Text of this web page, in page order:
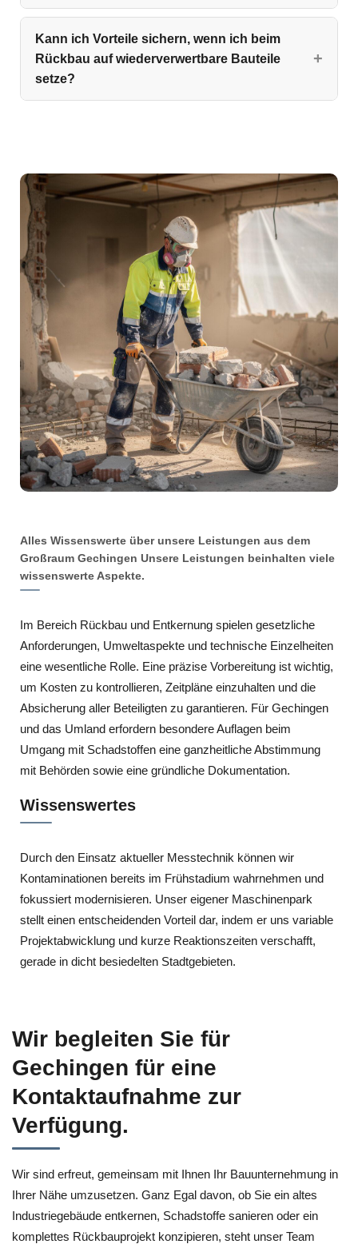
Kann ich Vorteile sichern, wenn ich beim
Rückbau auf wiederverwertbare Bauteile
setze?
Alles Wissenswerte über unsere Leistungen aus dem
Großraum Gechingen Unsere Leistungen beinhalten viele
wissenswerte Aspekte.
Im Bereich Rückbau und Entkernung spielen gesetzliche
Anforderungen, Umweltaspekte und technische Einzelheiten
eine wesentliche Rolle. Eine präzise Vorbereitung ist wichtig,
um Kosten zu kontrollieren, Zeitpläne einzuhalten und die
Absicherung aller Beteiligten zu garantieren. Für Gechingen
und das Umland erfordern besondere Auflagen beim
Umgang mit Schadstoffen eine ganzheitliche Abstimmung
mit Behörden sowie eine gründliche Dokumentation.
Wissenswertes
Durch den Einsatz aktueller Messtechnik können wir
Kontaminationen bereits im Frühstadium wahrnehmen und
fokussiert modernisieren. Unser eigener Maschinenpark
stellt einen entscheidenden Vorteil dar, indem er uns variable
Projektabwicklung und kurze Reaktionszeiten verschafft,
gerade in dicht besiedelten Stadtgebieten.
Wir begleiten Sie für
Gechingen für eine
Kontaktaufnahme zur
Verfügung.
Wir sind erfreut, gemeinsam mit Ihnen Ihr Bauunternehmung in
Ihrer Nähe umzusetzen. Ganz Egal davon, ob Sie ein altes
Industriegebäude entkernen, Schadstoffe sanieren oder ein
komplettes Rückbauprojekt konzipieren, steht unser Team